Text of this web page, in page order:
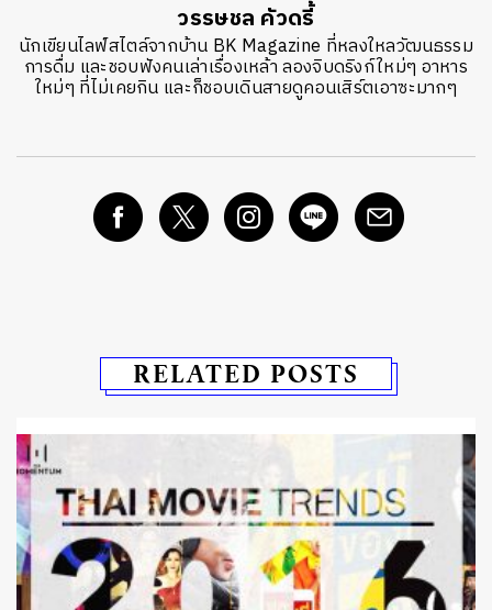
วรรษชล คัวดรี้
นักเขียนไลฟ์สไตล์จากบ้าน BK Magazine ที่หลงใหลวัฒนธรรม
การดื่ม และชอบฟังคนเล่าเรื่องเหล้า ลองจิบดริงก์ใหม่ๆ อาหาร
ใหม่ๆ ที่ไม่เคยกิน และก็ชอบเดินสายดูคอนเสิร์ตเอาซะมากๆ
RELATED POSTS